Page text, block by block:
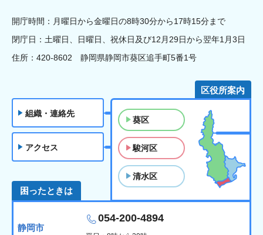
開庁時間：月曜日から金曜日の8時30分から17時15分まで
閉庁日：土曜日、日曜日、祝休日及び12月29日から翌年1月3日
住所：420-8602 静岡県静岡市葵区追手町5番1号
組織・連絡先
アクセス
区役所案内
葵区
駿河区
清水区
困ったときは
静岡市
054-200-4894